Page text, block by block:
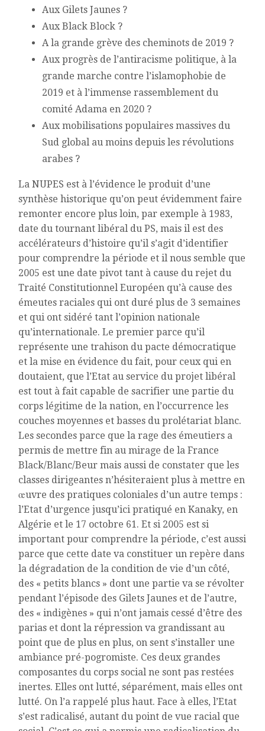
Aux Gilets Jaunes ?
Aux Black Block ?
A la grande grève des cheminots de 2019 ?
Aux progrès de l’antiracisme politique, à la
grande marche contre l’islamophobie de
2019 et à l’immense rassemblement du
comité Adama en 2020 ?
Aux mobilisations populaires massives du
Sud global au moins depuis les révolutions
arabes ?
La NUPES est à l’évidence le produit d’une
synthèse historique qu’on peut évidemment faire
remonter encore plus loin, par exemple à 1983,
date du tournant libéral du PS, mais il est des
accélérateurs d’histoire qu’il s’agit d’identifier
pour comprendre la période et il nous semble que
2005 est une date pivot tant à cause du rejet du
Traité Constitutionnel Européen qu’à cause des
émeutes raciales qui ont duré plus de 3 semaines
et qui ont sidéré tant l’opinion nationale
qu’internationale. Le premier parce qu’il
représente une trahison du pacte démocratique
et la mise en évidence du fait, pour ceux qui en
doutaient, que l’Etat au service du projet libéral
est tout à fait capable de sacrifier une partie du
corps légitime de la nation, en l’occurrence les
couches moyennes et basses du prolétariat blanc.
Les secondes parce que la rage des émeutiers a
permis de mettre fin au mirage de la France
Black/Blanc/Beur mais aussi de constater que les
classes dirigeantes n’hésiteraient plus à mettre en
œuvre des pratiques coloniales d’un autre temps :
l’Etat d’urgence jusqu’ici pratiqué en Kanaky, en
Algérie et le 17 octobre 61. Et si 2005 est si
important pour comprendre la période, c’est aussi
parce que cette date va constituer un repère dans
la dégradation de la condition de vie d’un côté,
des « petits blancs » dont une partie va se révolter
pendant l’épisode des Gilets Jaunes et de l’autre,
des « indigènes » qui n’ont jamais cessé d’être des
parias et dont la répression va grandissant au
point que de plus en plus, on sent s’installer une
ambiance pré-pogromiste. Ces deux grandes
composantes du corps social ne sont pas restées
inertes. Elles ont lutté, séparément, mais elles ont
lutté. On l’a rappelé plus haut. Face à elles, l’Etat
s’est radicalisé, autant du point de vue racial que